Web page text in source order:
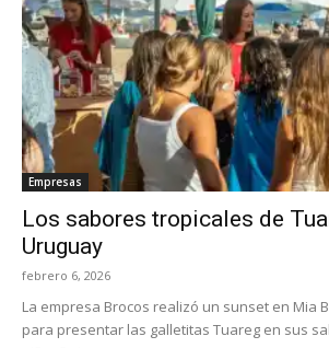
Empresas
Los sabores tropicales de
Uruguay
febrero 6, 2026
La empresa Brocos realizó un sunset en Mia
para presentar las galletitas Tuareg en sus